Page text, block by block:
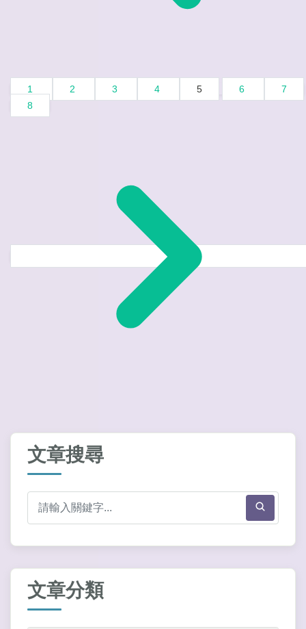
1 2 3 4 5 6
7
8
文章搜尋
文章分類